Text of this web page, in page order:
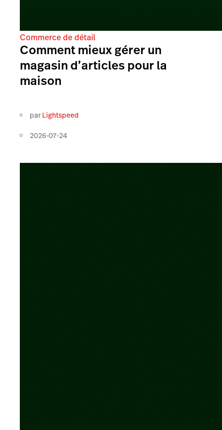
Commerce de détail
Comment mieux gérer un
magasin d’articles pour la
maison
par Lightspeed
2026-07-24